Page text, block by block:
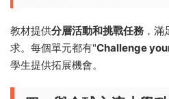
教材提供分層活動和挑戰任務 ，
求。每個單元都有"Challenge
學生提供拓展機會。